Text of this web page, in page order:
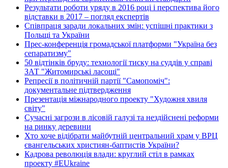
Результати роботи уряду в 2016 році і перспектива його
відставки в 2017 – погляд експертів
Співпраця заради локальних змін: успішні практики з
Польщі та України
Прес-конференція громадської платформи "Україна без
сепаратизму"
50 відтінків бруду: технології тиску на суддів у справі
ЗАТ "Житомирські ласощі"
Репресії в політичній партії "Самопоміч":
документальне підтвердження
Презентація міжнародного проекту "Художня хвиля
світу"
Сучасні загрози в лісовій галузі та нездійснені реформи
на ринку деревини
Хто хоче відібрати майбутній центральний храм у ВРЦ
євангельських християн-баптистів України?
Кадрова революція влади: круглий стіл в рамках
проекту #EUkraine